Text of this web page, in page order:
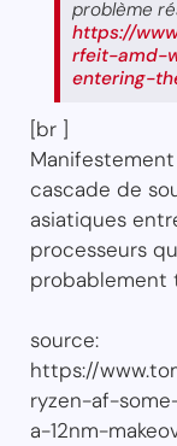
problème
https://
rfeit-amd-
entering-
[br ]
cascade de
asiatiques
processeurs
probablement
source:
https://
ryzen-af-
a-12nm-